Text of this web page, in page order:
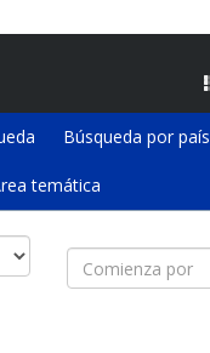
Búsqueda por país
temática